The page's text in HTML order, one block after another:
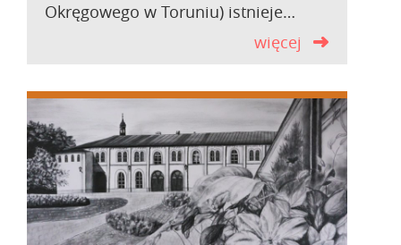
Okręgowego w Toruniu) istnieje…
więcej